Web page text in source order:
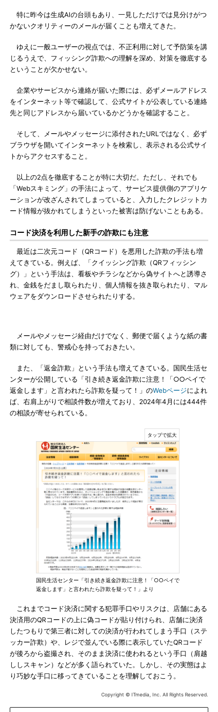
特に昨今は生成AIの台頭もあり、一見しただけでは見分けがつ
かないクオリティーのメールが届くことも増えてきた。
ゆえに一般ユーザーの視点では、不正利用に対して予防策を講
じるうえで、フィッシング詐欺への理解を深め、対策を徹底する
ということが欠かせない。
企業やサービスから連絡が届いた際には、必ずメールアドレス
をインターネット等で確認して、公式サイトが公表している連絡
先と同じアドレスから届いているかどうかを確認すること。
そして、メールやメッセージに添付されたURLではなく、必ず
ブラウザを開いてインターネットを検索し、表示される公式サイ
トからアクセスすること。
以上の2点を徹底することが特に大切だ。ただし、それでも
「Webスキミング」の手法によって、サービス提供側のアプリケ
ーションが改ざんされてしまっていると、入力したクレジットカ
ード情報が抜かれてしまうといった被害は防げないこともある。
コード決済を利用した新手の詐欺にも注意
最近は二次元コード（QRコード）を悪用した詐欺の手法も増
えてきている。例えば、「クイッシング詐欺（QRフィッシン
グ）」という手法は、看板やチラシなどから偽サイトへと誘導さ
れ、金銭をだまし取られたり、個人情報を抜き取られたり、マル
ウェアをダウンロードさせられたりする。
メールやメッセージ経由だけでなく、郵便で届くような紙の書
類に対しても、警戒心を持っておきたい。
また、「返金詐欺」という手法も増えてきている。国民生活セ
ンターが公開している「引き続き返金詐欺に注意！「○○ペイで
返金します」と言われたら詐欺を疑って！」のWebページによれ
ば、右肩上がりで相談件数が増えており、2024年4月には444件
の相談が寄せられている。
国民生活センター「引き続き返金詐欺に注意！「○○ペイで
返金します」と言われたら詐欺を疑って！」より
これまでコード決済に関する犯罪手口やリスクは、店舗にある
決済用のQRコードの上に偽コードが貼り付けられ、店舗に決済
したつもりで第三者に対しての決済が行われてしまう手口（ステ
ッカー詐欺）や、レジで並んでいる際に表示していたQRコード
が後ろから盗撮され、そのまま決済に使われるという手口（肩越
ししスキャン）などが多く語られていた。しかし、その実態はよ
り巧妙な手口に移ってきていることを理解しておこう。
Copyright © ITmedia, Inc. All Rights Reserved.